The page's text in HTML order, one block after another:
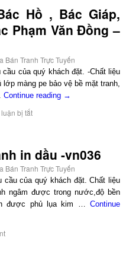
Hồ , Bác Giáp,
Phạm Văn Đồng –
Bán Tranh Trực Tuyến
của quý khách đặt. -Chất liệu
màng pe bảo vệ bề mặt tranh,
Continue reading →
bị tắt
in dầu -vn036
Bán Tranh Trực Tuyến
của quý khách đặt. Chất liệu
ngâm được trong nước,độ bền
được phủ lụa kim … Continue